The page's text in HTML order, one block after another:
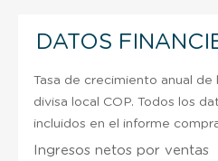
DATOS
Tasa de crecimiento anual de
divisa local COP. Todos los
incluidos en el informe
Ingresos netos por ventas